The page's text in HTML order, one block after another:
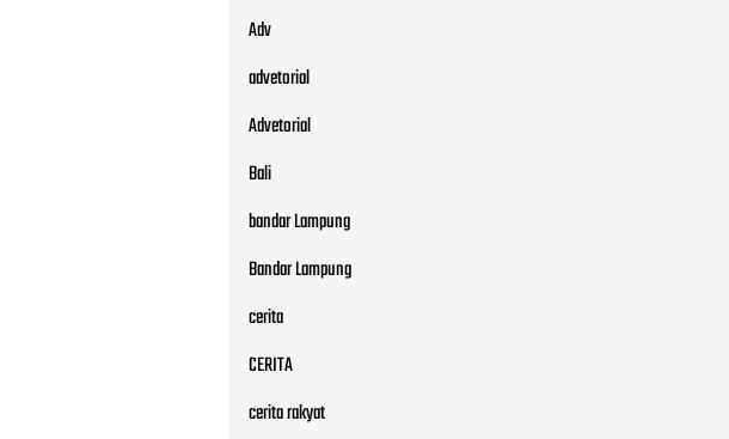
Adv
advetorial
Advetorial
Bali
bandar Lampung
Bandar Lampung
cerita
CERITA
cerita rakyat